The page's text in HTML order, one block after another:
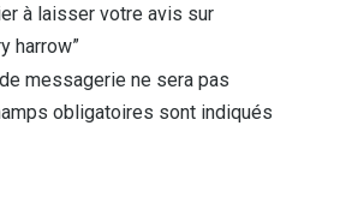
à laisser votre avis sur
harrow”
messagerie ne sera pas
obligatoires sont indiqués